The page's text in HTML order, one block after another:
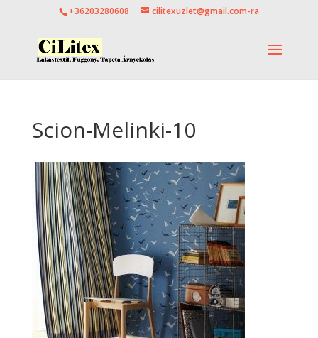
+36203280608 cilitexuzlet@gmail.com-ra
Scion-Melinki-10